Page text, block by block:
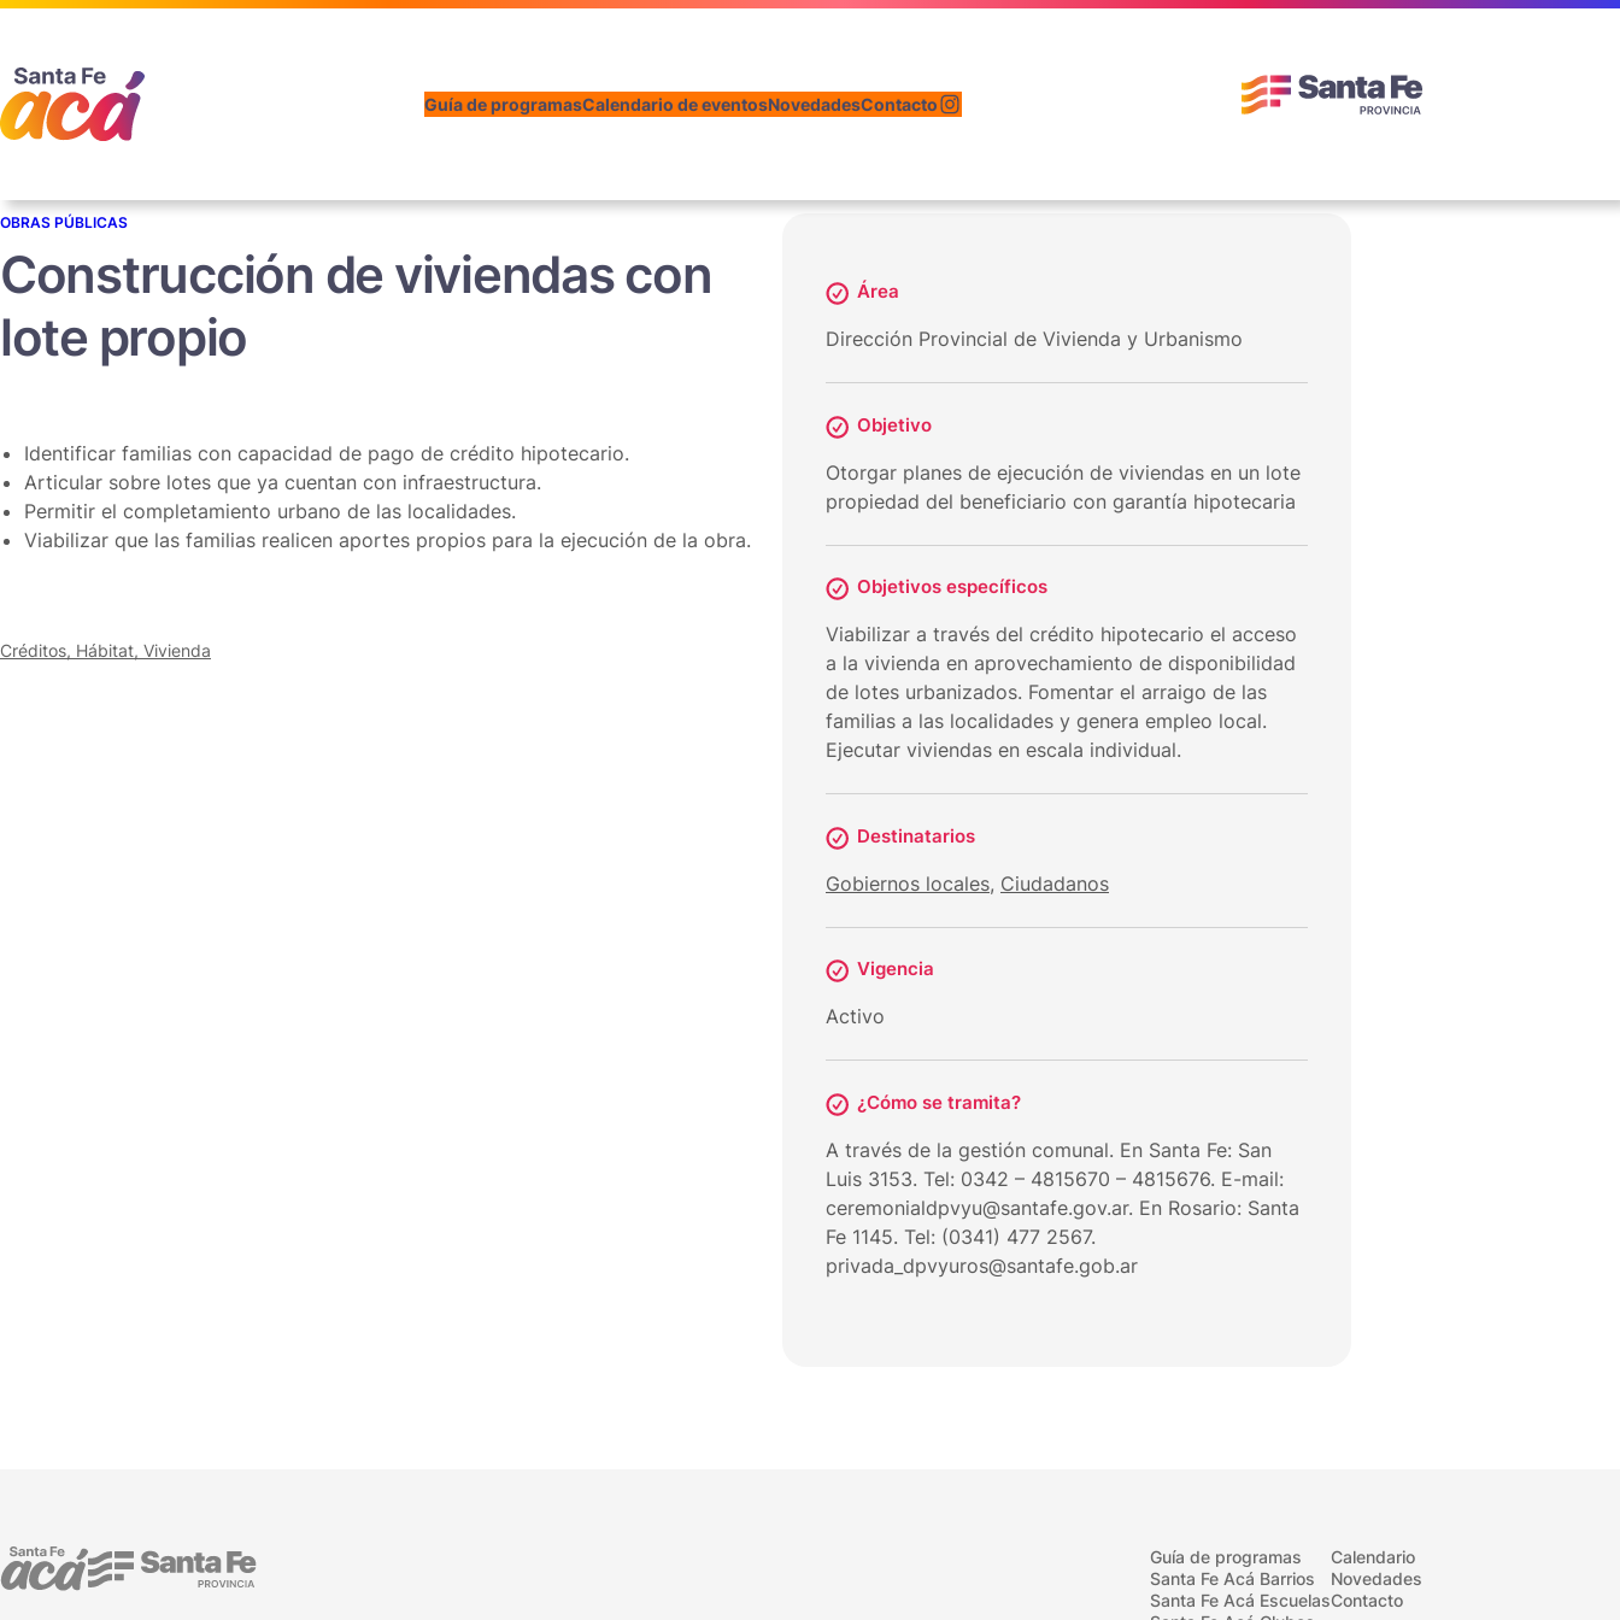
Guía de programasCalendario de eventosNovedadesContactoInstagram
OBRAS PÚBLICAS
Construcción de viviendas con
lote propio
Identificar familias con capacidad de pago de crédito hipotecario.
Articular sobre lotes que ya cuentan con infraestructura.
Permitir el completamiento urbano de las localidades.
Viabilizar que las familias realicen aportes propios para la ejecución de la obra.
Créditos, Hábitat, Vivienda
Área
Dirección Provincial de Vivienda y Urbanismo
Objetivo
Otorgar planes de ejecución de viviendas en un lote
propiedad del beneficiario con garantía hipotecaria
Objetivos específicos
Viabilizar a través del crédito hipotecario el acceso
a la vivienda en aprovechamiento de disponibilidad
de lotes urbanizados. Fomentar el arraigo de las
familias a las localidades y genera empleo local.
Ejecutar viviendas en escala individual.
Destinatarios
Gobiernos locales, Ciudadanos
Vigencia
Activo
¿Cómo se tramita?
A través de la gestión comunal. En Santa Fe: San
Luis 3153. Tel: 0342 – 4815670 – 4815676. E-mail:
ceremonialdpvyu@santafe.gov.ar. En Rosario: Santa
Fe 1145. Tel: (0341) 477 2567.
privada_dpvyuros@santafe.gob.ar
Guía de programas
Santa Fe Acá Barrios
Santa Fe Acá Escuelas
Calendario
Novedades
Contacto